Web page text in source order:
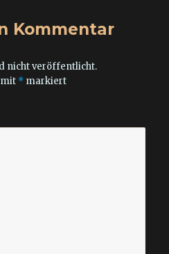
Kommentar
nicht veröffentlicht.
* markiert